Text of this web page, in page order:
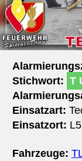
Stichwort: T
Einsatzart:
Einsatzort:
Fahrzeuge: